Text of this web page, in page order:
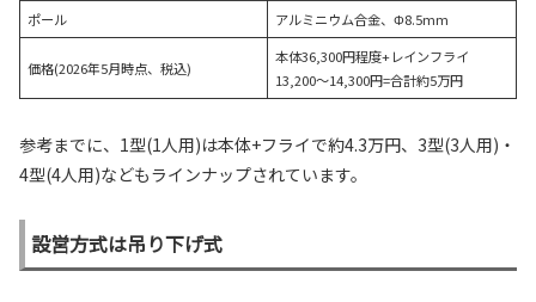
ポール
アルミニウム合金、Φ8.5mm
価格(2026年5月時点、税込)
本体36,300円程度+レインフライ
13,200〜14,300円=合計約5万円
参考までに、1型(1人用)は本体+フライで約4.3万円、3型(3人用)・
4型(4人用)などもラインナップされています。
設営方式は吊り下げ式